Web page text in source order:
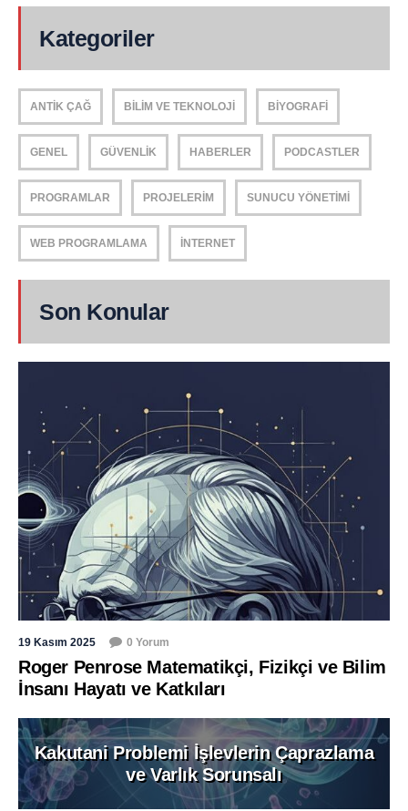
Kategoriler
ANTIK ÇAĞ BILIM VE TEKNOLOJI BIYOGRAFI
GENEL GÜVENLIK HABERLER PODCASTLER
PROGRAMLAR PROJELERIM SUNUCU YÖNETIMI
WEB PROGRAMLAMA İNTERNET
Son Konular
19 Kasım 2025 0 Yorum
Roger Penrose Matematikçi, Fizikçi ve Bilim
İnsanı Hayatı ve Katkıları
Kakutani Problemi İşlevlerin Çaprazlama
ve Varlık Sorunsalı